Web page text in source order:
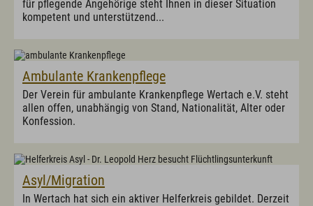
Politik
Ortsvorstellung - Chronik
Vereine/Verbände
Wahlen
Bürgerservice
Bauamt
Bücherei
Einwohnermeldeamt, Passamt
Friedhofsverwaltung
für pflegende Angehörige steht Ihnen in dieser Situation
kompetent und unterstützend...
Ambulante Krankenpflege
Der Verein für ambulante Krankenpflege Wertach e.V. steht
allen offen, unabhängig von Stand, Nationalität, Alter oder
Konfession.
Asyl/Migration
In Wertach hat sich ein aktiver Helferkreis gebildet. Derzeit